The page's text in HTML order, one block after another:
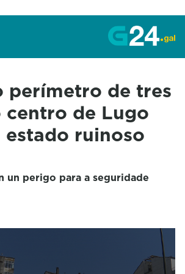
perímetro de tres
centro de Lugo
estado ruinoso
un perigo para a seguridade